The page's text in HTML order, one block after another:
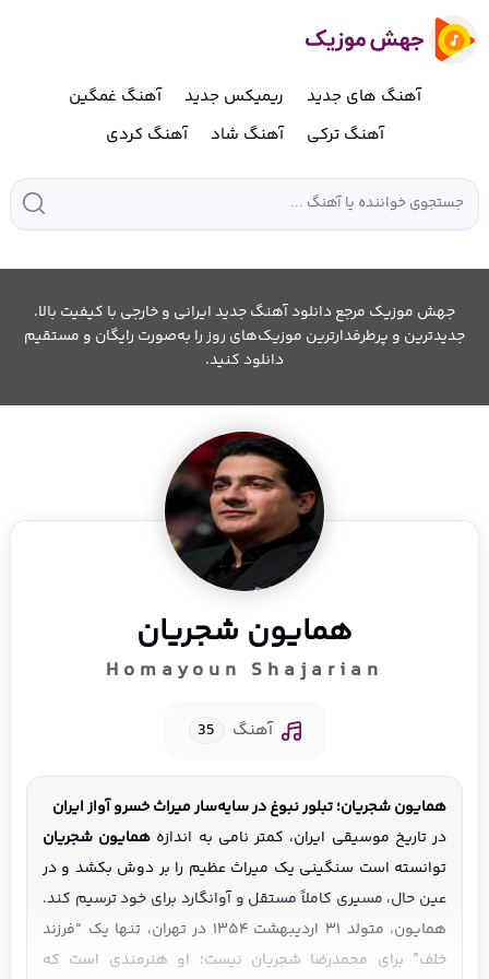
آهنگ های جدید ریمیکس جدید
آهنگ غمگین
آهنگ ترکی
آهنگ شاد آهنگ کردی
جهش موزیک مرجع دانلود آهنگ جدید ایرانی و خارجی با کیفیت بالا.
جدیدترین و پرطرفدارترین موزیک‌های روز را به‌صورت رایگان و مستقیم
دانلود کنید.
همایون شجریان
Homayoun Shajarian
آهنگ 35
همایون شجریان؛ تبلور نبوغ در سایه‌سار میراث خسرو آواز ایران
در تاریخ موسیقی ایران، کمتر نامی به اندازه همایون شجریان
توانسته است سنگینی یک میراث عظیم را بر دوش بکشد و در
عین حال، مسیری کاملاً مستقل و آوانگارد برای خود ترسیم کند.
همایون، متولد ۳۱ اردیبهشت ۱۳۵۴ در تهران، تنها یک “فرزند
خلف” برای محمدرضا شجریان نیست؛ او هنرمندی است که